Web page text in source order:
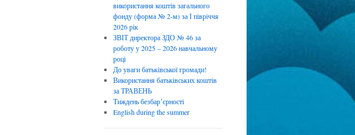
використання коштів загального
фонду (форма № 2-м) за І півріччя
2026 рік
ЗВІТ директора ЗДО № 46 за
роботу у 2025 – 2026 навчальному
році
До уваги батьківської громади!
Використання батьківських коштів
за ТРАВЕНЬ
Тиждень безбарʼєрності
English during the summer